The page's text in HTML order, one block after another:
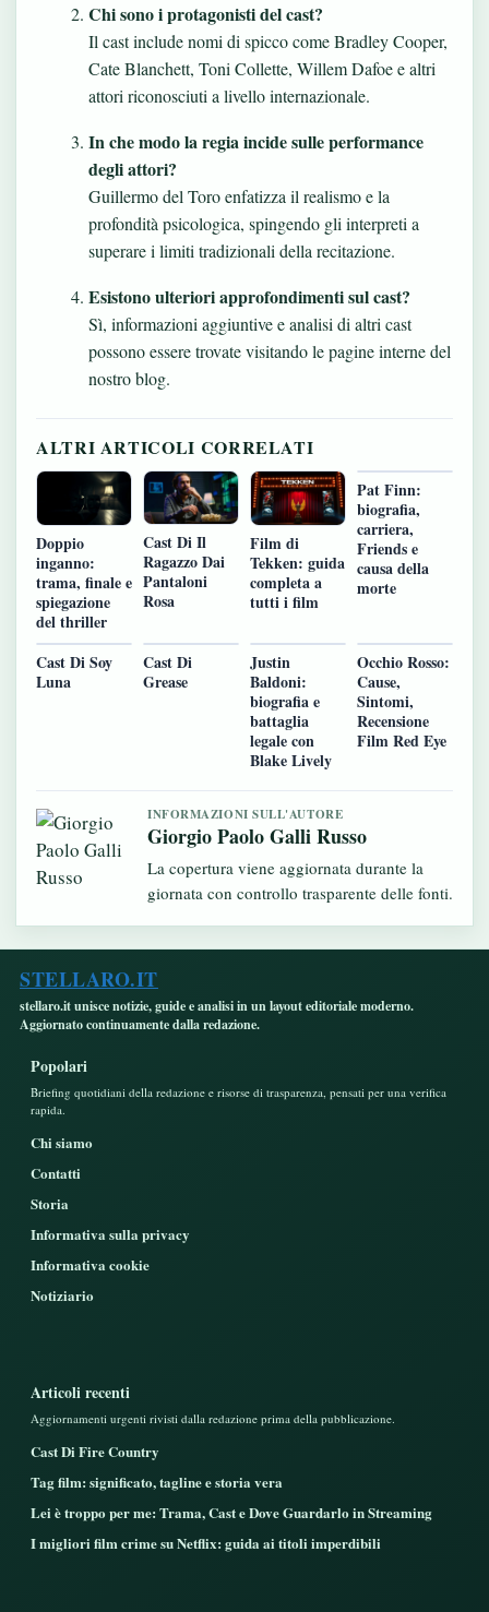
Chi sono i protagonisti del cast?
Il cast include nomi di spicco come Bradley Cooper,
Cate Blanchett, Toni Collette, Willem Dafoe e altri
attori riconosciuti a livello internazionale.
In che modo la regia incide sulle performance
degli attori?
Guillermo del Toro enfatizza il realismo e la
profondità psicologica, spingendo gli interpreti a
superare i limiti tradizionali della recitazione.
Esistono ulteriori approfondimenti sul cast?
Sì, informazioni aggiuntive e analisi di altri cast
possono essere trovate visitando le pagine interne del
nostro blog.
ALTRI ARTICOLI CORRELATI
Doppio
inganno:
trama, finale e
spiegazione
del thriller
Cast Di Il
Ragazzo Dai
Pantaloni
Rosa
Film di
Tekken: guida
completa a
tutti i film
Pat Finn:
biografia,
carriera,
Friends e
causa della
morte
Cast Di Soy
Luna
Cast Di
Grease
Justin
Baldoni:
biografia e
battaglia
legale con
Blake Lively
Occhio Rosso:
Cause,
Sintomi,
Recensione
Film Red Eye
INFORMAZIONI SULL'AUTORE
Giorgio Paolo Galli Russo
La copertura viene aggiornata durante la
giornata con controllo trasparente delle fonti.
STELLARO.IT
stellaro.it unisce notizie, guide e analisi in un layout editoriale moderno.
Aggiornato continuamente dalla redazione.
Popolari
Briefing quotidiani della redazione e risorse di trasparenza, pensati per una verifica
rapida.
Chi siamo
Contatti
Storia
Informativa sulla privacy
Informativa cookie
Notiziario
Articoli recenti
Aggiornamenti urgenti rivisti dalla redazione prima della pubblicazione.
Cast Di Fire Country
Tag film: significato, tagline e storia vera
Lei è troppo per me: Trama, Cast e Dove Guardarlo in Streaming
I migliori film crime su Netflix: guida ai titoli imperdibili